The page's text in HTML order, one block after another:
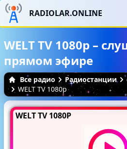
RADIOLAR.ONLINE
WELT TV 1080p –
прямом эфире
Все радио Радиостанции
WELT TV 1080p
WELT TV 1080P